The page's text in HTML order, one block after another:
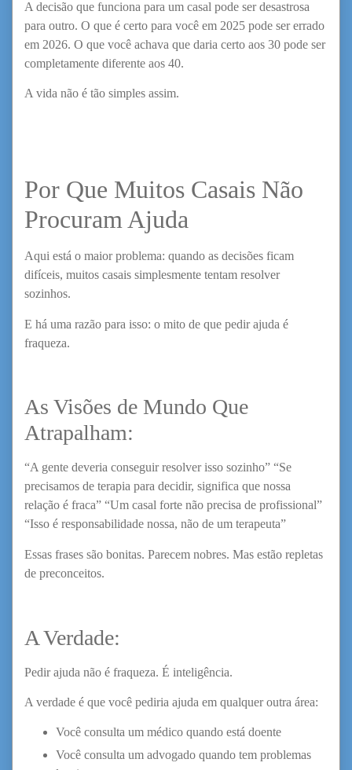
A decisão que funciona para um casal pode ser desastrosa
para outro. O que é certo para você em 2025 pode ser errado
em 2026. O que você achava que daria certo aos 30 pode ser
completamente diferente aos 40.
A vida não é tão simples assim.
Por Que Muitos Casais Não
Procuram Ajuda
Aqui está o maior problema: quando as decisões ficam
difíceis, muitos casais simplesmente tentam resolver
sozinhos.
E há uma razão para isso: o mito de que pedir ajuda é
fraqueza.
As Visões de Mundo Que
Atrapalham:
“A gente deveria conseguir resolver isso sozinho” “Se
precisamos de terapia para decidir, significa que nossa
relação é fraca” “Um casal forte não precisa de profissional”
“Isso é responsabilidade nossa, não de um terapeuta”
Essas frases são bonitas. Parecem nobres. Mas estão repletas
de preconceitos.
A Verdade:
Pedir ajuda não é fraqueza. É inteligência.
A verdade é que você pediria ajuda em qualquer outra área:
Você consulta um médico quando está doente
Você consulta um advogado quando tem problemas